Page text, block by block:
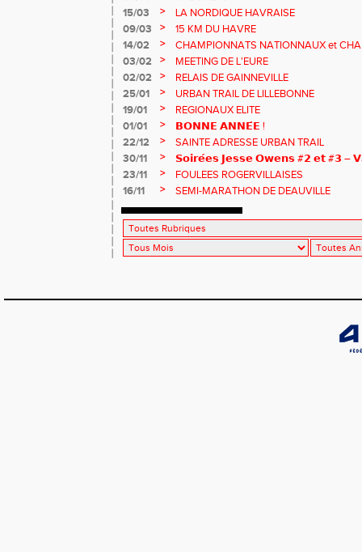
15/03
>
LA NORDIQUE HAVRAISE
09/03
>
15 KM DU HAVRE
14/02
>
CHAMPIONNATS NATIONNAUX et
MASTERS
03/02 >
MEETING DE L'EURE
02/02
>
RELAIS DE GAINNEVILLE
25/01
>
URBAN TRAIL DE LILLEBONNE
19/01
>
REGIONAUX ELITE
01/01
>
𝗕𝗢𝗡𝗡𝗘 𝗔𝗡𝗡𝗘́𝗘 !
22/12
>
SAINTE ADRESSE URBAN TRAIL
30/11
>
𝗦𝗼𝗶𝗿𝗲́𝗲𝘀 𝗝𝗲𝘀𝘀𝗲 𝗢𝘄𝗲𝗻𝘀 #𝟮 𝗲𝘁 #𝟯 –
23/11
>
FOULEES ROGERVILLAISES
16/11
> SEMI-MARATHON DE DEAUVILLE